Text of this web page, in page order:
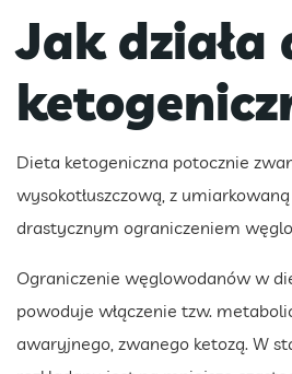
Jak działa
Dieta ketogeniczna potocznie
wysokotłuszczową, z
drastycznym ograniczeniem
Ograniczenie węglowodanów w
powoduje włączenie tzw.
awaryjnego, zwanego ketozą. W